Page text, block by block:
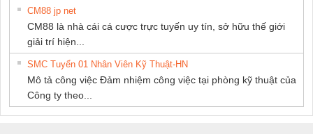
CM88 jp net
CM88 là nhà cái cá cược trực tuyến uy tín, sở hữu thế giới
giải trí hiện...
SMC Tuyển 01 Nhân Viên Kỹ Thuật-HN
Mô tả công việc Đảm nhiệm công việc tại phòng kỹ thuật của
Công ty theo...